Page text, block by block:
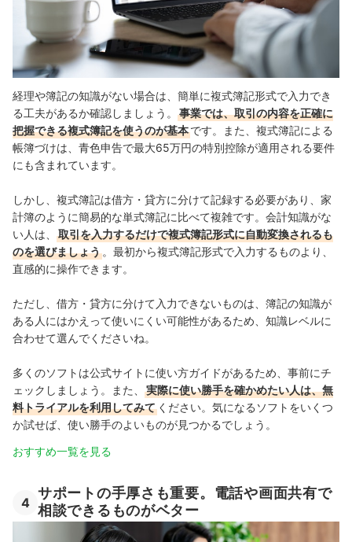
経理や簿記の知識がない場合は、簡単に複式簿記形式で入力でき
る工夫があるか確認しましょう。
事業では、取引の内容を正確に
把握できる複式簿記を使うのが基本です。また、複式簿記による
帳簿づけは、青色申告で最大65万円の特別控除が適用される要件
にも含まれています。
しかし、複式簿記は借方・貸方に分けて記録する必要があり、家
計簿のように簡易的な単式簿記に比べて複雑です。 会計知識がな
い人は、
取引を入力するだけで複式簿記形式に自動変換されるも
のを選びましょう 。 最初から複式簿記形式で入力するものより、
直感的に操作できます。
ただし、 借方・貸方に分けて入力できないものは、 簿記の知識が
ある人にはかえって使いにくい可能性があるため、知識レベルに
合わせて選んでくださいね。
多くのソフトは公式サイトに使い方ガイドがあるため、事前にチ
ェックしましょう。また、
実際に使い勝手を確かめたい人は、無
料トライアルを利用してみて ください。気になるソフトをいくつ
か試せば、使い勝手のよいものが見つかるでしょう。
おすすめ一覧を見る
4
サポートの手厚さも重要。電話や画面共有で
相談できるものがベター